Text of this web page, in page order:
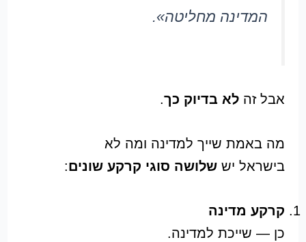
המדינה מחליטה».
אבל זה לא בדיוק כך.
מה באמת שייך למדינה ומה לא
בישראל יש שלושה סוגי קרקע שונים:
קרקע מדינה
כן — שייכת למדינה.